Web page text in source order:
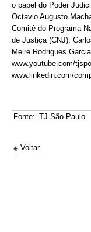
o papel do Poder
Octavio Augusto
Comitê do Programa
de Justiça (CNJ),
Meire Rodrigues
www.youtube.com/
www.linkedin.com/
Fonte: TJ São Paulo
Voltar